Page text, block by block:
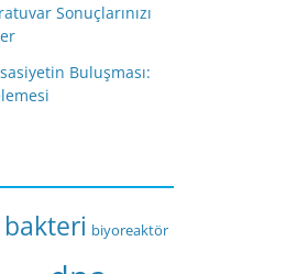
Sonuçlarınızı
Buluşması:
bakteri biyoreaktör